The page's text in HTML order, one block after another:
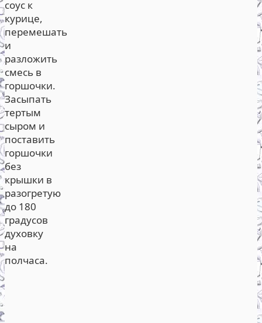
соус к
курице,
перемешать
и
разложить
смесь в
горшочки.
Засыпать
тертым
сыром и
поставить
горшочки
без
крышки в
разогретую
до 180
градусов
духовку
на
полчаса.